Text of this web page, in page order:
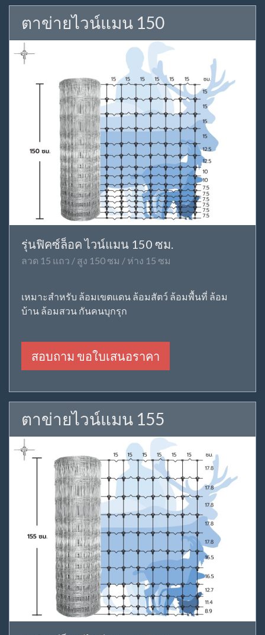
ตาข่ายไวน์แมน 150
รุ่นฟิคซ์ล็อค ไวน์แมน 150 ซม.
ลวด 15 แถว / สูง 150 ซม / ห่าง 15 ซม
เหมาะสำหรับ ล้อมเขตแดน ล้อมสัตว์ ล้อมพื้นที่ ล้อม
บ้าน ล้อมสวน กันคนบุกรุก
สอบถาม ขอใบเสนอราคา
ตาข่ายไวน์แมน 155